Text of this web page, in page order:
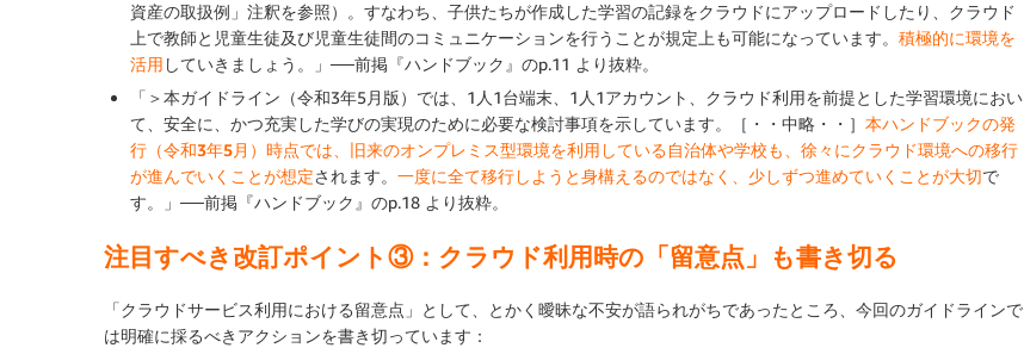
資産の取扱例」注釈を参照）。すなわち、子供たちが作成した学習の記録をクラウドにアップロードしたり、クラウド
上で教師と児童生徒及び児童生徒間のコミュニケーションを行うことが規定上も可能になっています。 積極的に環境を
活用 していきましょう。」──前掲『ハンドブック』のp.11 より抜粋。
「＞本ガイドライン（令和3年5月版）では、1人1台端末、1人1アカウント、クラウド利用を前提とした学習環境におい
て、安全に、かつ充実した学びの実現のために必要な検討事項を示しています。［・・中略・・］ 本ハンドブックの発
行（令和3年5月）時点では、旧来のオンプレミス型環境を利用している自治体や学校も、徐々にクラウド環境への移行
が進んでいくことが想定されます。 一度に全て移行しようと身構えるのではなく、少しずつ進めていくことが大切で
す。」──前掲『ハンドブック』のp.18 より抜粋。
注目すべき改訂ポイント③：クラウド利用時の「留意点」も書き切る
「クラウドサービス利用における留意点」として、とかく曖昧な不安が語られがちであったところ、今回のガイドラインで
は明確に採るべきアクションを書き切っています：